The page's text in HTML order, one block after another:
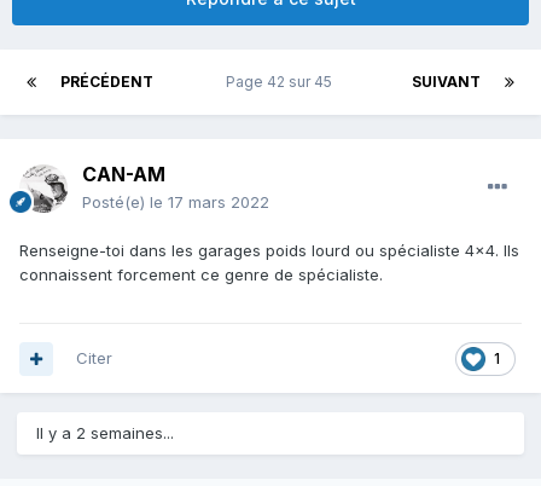
PRÉCÉDENT SUIVANT
Page 42 sur 45
CAN-AM
Posté(e) le 17 mars 2022
Renseigne-toi dans les garages poids lourd ou spécialiste 4x4. Ils
connaissent forcement ce genre de spécialiste.
1
Citer
Il y a 2 semaines...